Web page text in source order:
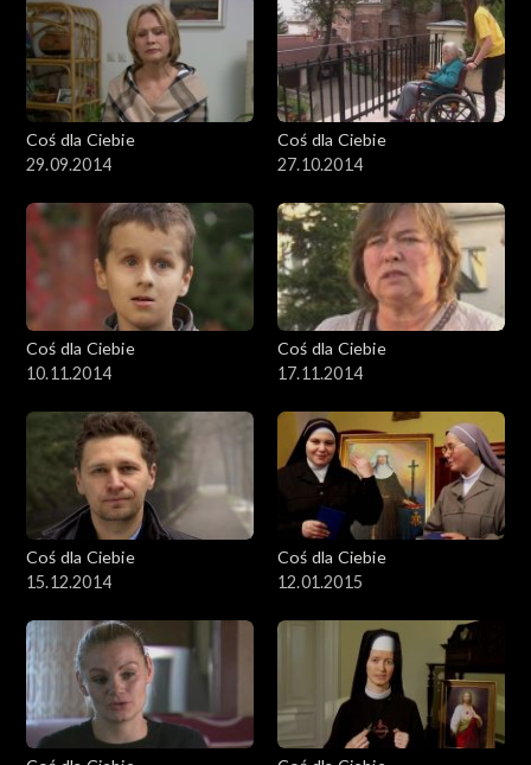
Coś dla Ciebie
29.09.2014
Coś dla Ciebie
27.10.2014
Coś dla Ciebie
10.11.2014
Coś dla Ciebie
17.11.2014
Coś dla Ciebie
15.12.2014
Coś dla Ciebie
12.01.2015